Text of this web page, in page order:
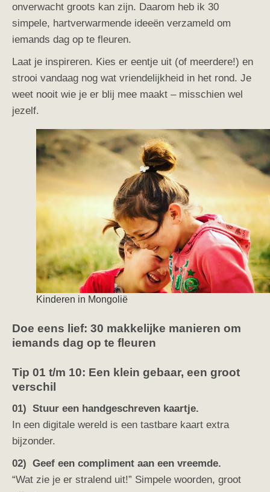
onverwacht groots kan zijn. Daarom heb ik 30
simpele, hartverwarmende ideeën verzameld om
iemands dag op te fleuren.
Laat je inspireren. Kies er eentje uit (of meerdere!) en
strooi vandaag nog wat vriendelijkheid in het rond. Je
weet nooit wie je er blij mee maakt – misschien wel
jezelf.
Kinderen in Mongolië
Doe eens lief: 30 makkelijke manieren om
iemands dag op te fleuren
Tip 01 t/m 10: Een klein gebaar, een groot
verschil
01) Stuur een handgeschreven kaartje.
In een digitale wereld is een tastbare kaart extra
bijzonder.
02) Geef een compliment aan een vreemde.
“Wat zie je er stralend uit!” Simpele woorden, groot